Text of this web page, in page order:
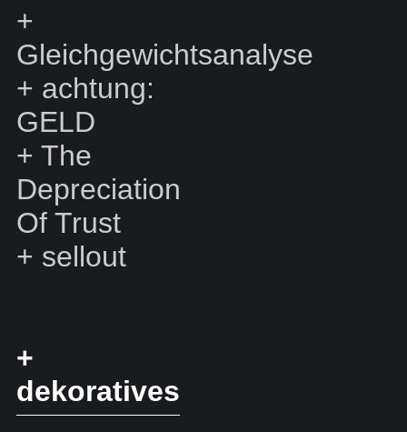
+
Gleichgewichtsanalyse
+ achtung:
GELD
+ The
Depreciation
Of Trust
+ sellout
+
dekoratives